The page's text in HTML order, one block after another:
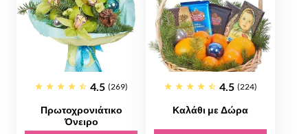
4.5 (269)
Πρωτοχρονιάτικο
Όνειρο
4.5 (224)
Καλάθι με Δώρα